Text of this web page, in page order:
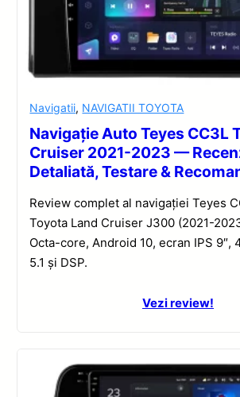
Navigatii, NAVIGATII TOYOTA
Navigație Auto Teyes CC3L
Cruiser 2021-2023 —
Detaliată, Testare &
Review complet al navigației Teyes
Toyota Land Cruiser J300 (2021-
Octa-core, Android 10, ecran IPS 9″,
5.1 și DSP.
Vezi review!